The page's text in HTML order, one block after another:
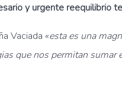
y urgente reequilibrio
Vaciada «esta es una
que nos permitan